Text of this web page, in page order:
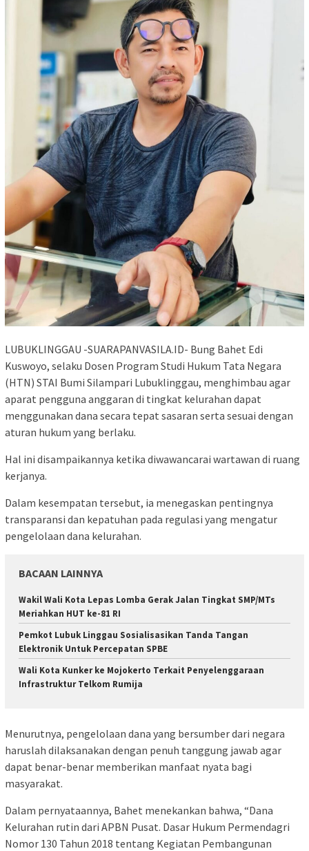
LUBUKLINGGAU -SUARAPANVASILA.ID- Bung Bahet Edi
Kuswoyo, selaku Dosen Program Studi Hukum Tata Negara
(HTN) STAI Bumi Silampari Lubuklinggau, menghimbau agar
aparat pengguna anggaran di tingkat kelurahan dapat
menggunakan dana secara tepat sasaran serta sesuai dengan
aturan hukum yang berlaku.
Hal ini disampaikannya ketika diwawancarai wartawan di ruang
kerjanya.
Dalam kesempatan tersebut, ia menegaskan pentingnya
transparansi dan kepatuhan pada regulasi yang mengatur
pengelolaan dana kelurahan.
BACAAN LAINNYA
Wakil Wali Kota Lepas Lomba Gerak Jalan Tingkat SMP/MTs
Meriahkan HUT ke-81 RI
Pemkot Lubuk Linggau Sosialisasikan Tanda Tangan
Elektronik Untuk Percepatan SPBE
Wali Kota Kunker ke Mojokerto Terkait Penyelenggaraan
Infrastruktur Telkom Rumija
Menurutnya, pengelolaan dana yang bersumber dari negara
haruslah dilaksanakan dengan penuh tanggung jawab agar
dapat benar-benar memberikan manfaat nyata bagi
masyarakat.
Dalam pernyataannya, Bahet menekankan bahwa, “Dana
Kelurahan rutin dari APBN Pusat. Dasar Hukum Permendagri
Nomor 130 Tahun 2018 tentang Kegiatan Pembangunan